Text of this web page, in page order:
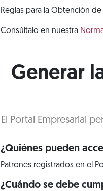
Reglas para la Obtención
Consúltalo en nuestra
Generar
El Portal Empresarial
¿Quiénes pueden
Patrones registrados en el
¿Cuándo se debe